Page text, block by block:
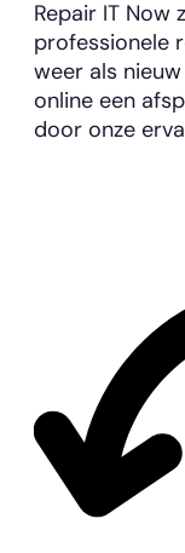
Repair IT Now
professionele
weer als
online een
door onze